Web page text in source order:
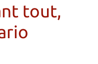
tout,